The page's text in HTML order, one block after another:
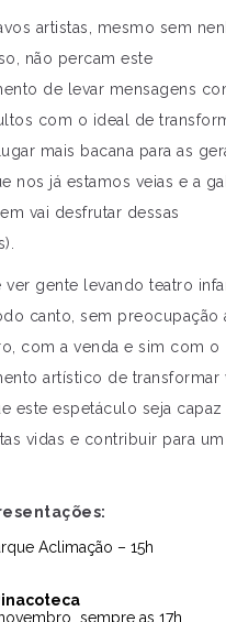
artistas, mesmo sem
não percam este
de levar mensagens
com o ideal de
mais bacana para as
nos já estamos veias e a
vai desfrutar dessas
ver gente levando teatro
canto, sem preocupação
com a venda e sim com o
artístico de transformar
este espetáculo seja capaz
vidas e contribuir para
Aclimação – 15h
sempre as 17h